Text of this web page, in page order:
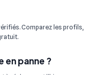
Comparez les profils,
en panne ?